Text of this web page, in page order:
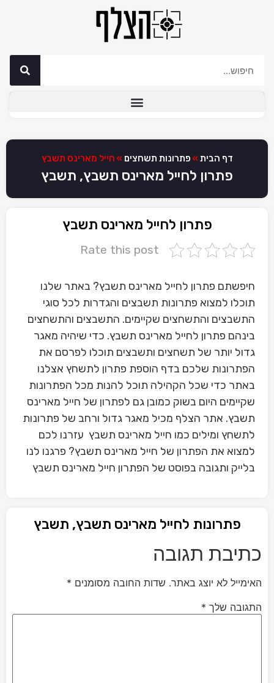
דף הבית » פתרונות תשחצים » חייל מארינס תשבץ
פתרון לחייל מארינס תשבץ, תשבץ
פתרון לחייל מארינס תשבץ
Rate this post
חיפשתם פתרון לחייל מארינס תשבץ? באתר שלנו
תוכלו למצוא פתרונות תשבצים והגדרות לכל סוגי
התשבצים והתשחצים שקיימים. התשבצים והתשחצים
בינהם פתרון לחייל מארינס תשבץ. כדי שיהיה מאגר
גדול יותר של תשחצים ותשבצים תוכלו לפרסם את
הפתרונות שלכם בדף הוספת פתרון לתשחץ אצלנו
באתר כדי שכל הקהילה תוכל להנות מכל הפתרונות
שקיימים היום בשוק כמובן גם לפתרון של חייל מארינס
תשבץ. אתר הצלף מכיל מאגר גדול ורחב של פתרונות
לתשחץ ומילים כמו חייל מארינס תשבץ עזרנו לכם
למצוא את הפתרון של חייל מארינס תשבץ? פרגנו לנו
בלייק ותגובה בפוסט של הפתרון חייל מארינס תשבץ
פתרונות לחייל מארינס תשבץ, תשבץ
כתיבת תגובה
האימייל לא יוצג באתר. שדות החובה מסומנים *
התגובה שלך *